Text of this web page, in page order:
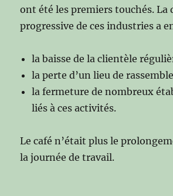
ont été les premiers touchés. La
progressive de ces industries a
la baisse de la clientèle
la perte d’un lieu de
la fermeture de nombreux
liés à ces activités.
Le café n’était plus le
la journée de travail.